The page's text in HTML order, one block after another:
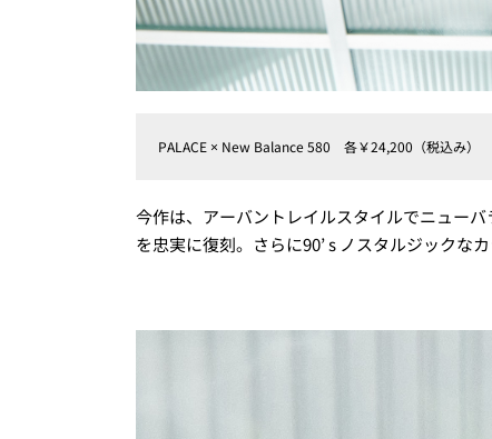
PALACE × New Balance 580 各￥24,200（税込み）
今作は、アーバントレイルスタイルでニュー
を忠実に復刻。さらに90’ s ノスタルジックな